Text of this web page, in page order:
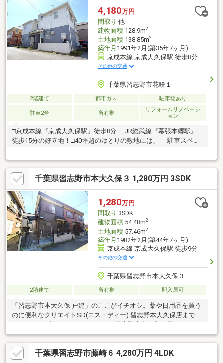
4,180万円
間取り 他
建物面積128.9m2
土地面積138.85m2
築年月 1991年2月(築35年7ヶ月)
京成本線 京成大久保駅 徒歩8分
その他の交通
千葉県習志野市花咲１
2階建て 都市ガス 駐車場あり
駐車2台 所有権
リフォームリノベーシ
ョン
□京成本線『京成大久保駅』徒歩8分 JR総武線『幕張本郷駅』
徒歩15分の好立地！□40坪超のゆとりの敷地には、 駐車スペー
されています！【2021年1月※右側住戸】●LDK・1階2階廊下：フ
ロアタイル上張り●トイレ・洗面室：クロス、クッションフロア
張替【2022年1月※左側住戸】●1階2階廊下：床フロアタイル上張
り●トイレと洗面室：クロス、クッションフロア張替●2階和室：
フローリング敷きの洋室へ変更●ガス給湯器交換【2022年11月】●
屋根・外壁塗装【2024年5月※右側住戸】●2階和室：フローリング
敷きの洋室へ変更
千葉県習志野市本大久保３ 1,280万円 3SDK
1,280万円
間取り 3SDK
建物面積54.48m2
土地面積57.46m2
築年月 1982年2月(築44年7ヶ月)
京成本線 京成大久保駅 徒歩9分
その他の交通
千葉県習志野市本大久保３
2階建て 所有権 即入居可
「習志野市本大久保 戸建」のここがイチオシ。薬や日用品を買う
のに便利なクリエイトSD(エス・ディー) 習志野本大久保店まで
す。住んだことの無い場所で不動産をお探しなら、当社にお任せ
ください。地元を知り尽くしたスタッフがあなたのサポートを致
します。ぜひご検討ください。
千葉県習志野市藤崎６ 4,280万円 4LDK